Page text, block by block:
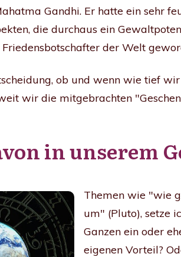
Gandhi. Er hatte ein sehr
die durchaus ein
der Welt
ob und wenn wie tief
wir die mitgebrachten
in unserem
Themen wie "wie
um" (Pluto), setze
Ganzen ein oder
eigenen Vorteil?